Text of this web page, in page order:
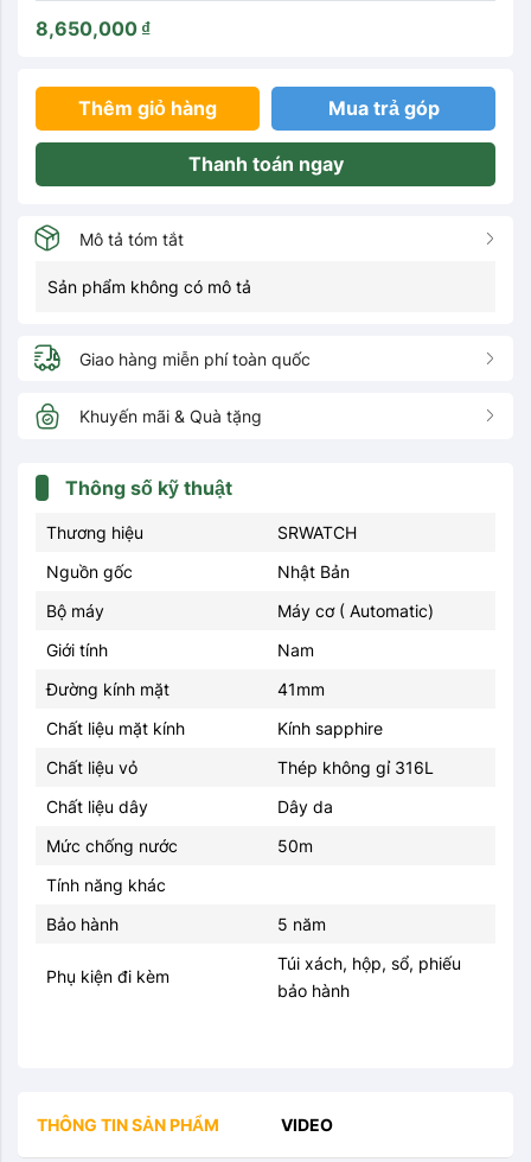
8,650,000 ₫
Thêm giỏ hàng Mua trả góp
Thanh toán ngay
Mô tả tóm tắt
Sản phẩm không có mô tả
Giao hàng miễn phí toàn quốc
Khuyến mãi & Quà tặng
Thông số kỹ thuật
Thương hiệu
SRWATCH
Nguồn gốc
Nhật Bản
Bộ máy
Máy cơ ( Automatic)
Giới tính
Nam
Đường kính mặt
41mm
Chất liệu mặt kính
Kính sapphire
Chất liệu vỏ
Thép không gỉ 316L
Chất liệu dây
Dây da
Mức chống nước
50m
Tính năng khác
Bảo hành
5 năm
Phụ kiện đi kèm
Túi xách, hộp, sổ, phiếu
bảo hành
THÔNG TIN SẢN PHẨM VIDEO